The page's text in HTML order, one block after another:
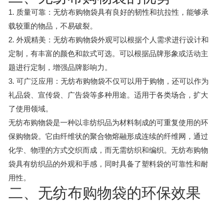
1. 质量可靠：无纺布购物袋具有良好的韧性和抗拉性，能够承
载较重的物品，不易破裂。
2. 外观精美：无纺布购物袋外观可以根据个人需求进行设计和
定制，有丰富的颜色和款式可选。可以根据品牌形象或活动主
题进行定制，增强品牌影响力。
3. 可广泛应用：无纺布购物袋不仅可以用于购物，还可以作为
礼品袋、宣传袋、广告袋等多种用途。适用于各类场合，扩大
了使用领域。
无纺布购物袋是一种以非纺织品为材料制成的可重复使用的环
保购物袋。它由纤维状的聚合物熔融形成连续的纤维网，通过
化学、物理的方式交织而成，而无需纺织和编织。无纺布购物
袋具有纺织品的外观和手感，同时具备了塑料袋的可靠性和耐
用性。
二、无纺布购物袋的环保效果